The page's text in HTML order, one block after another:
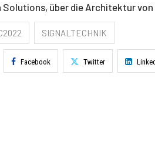
Solutions, über die Architektur
SIGNALTECHNIK
Facebook Twitter